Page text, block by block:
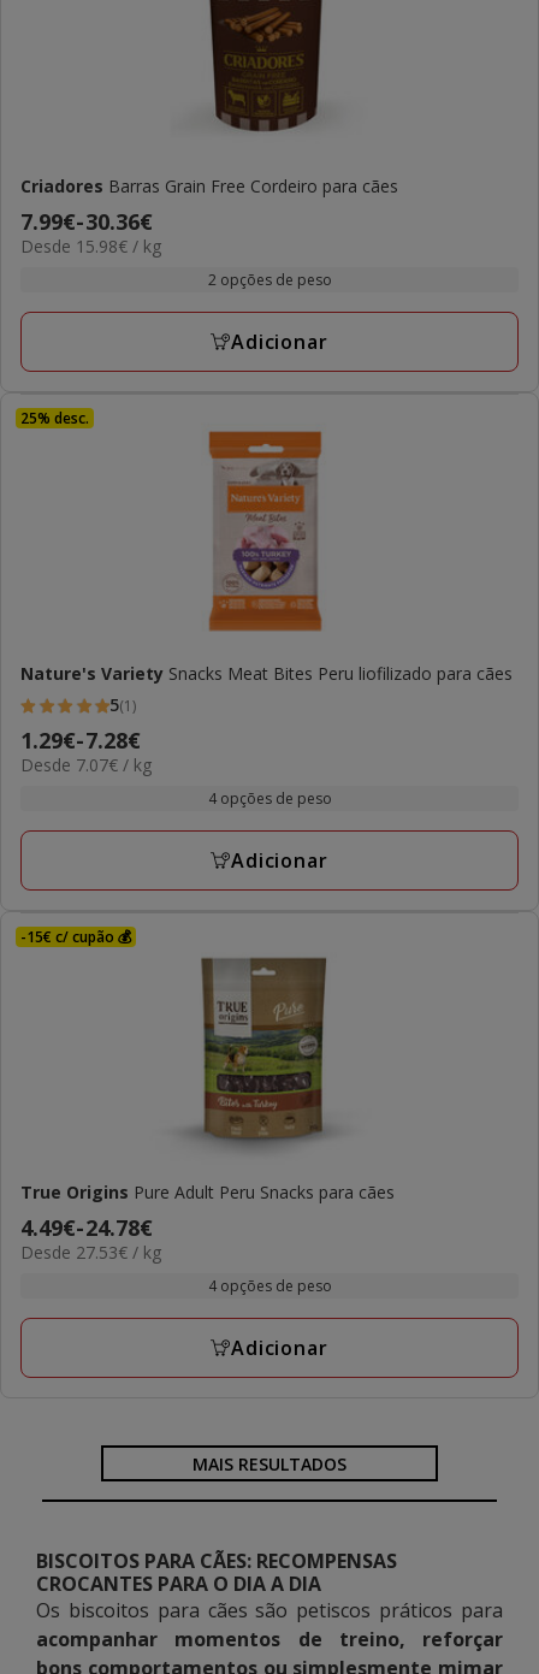
Criadores Barras Grain Free Cordeiro para cães
Preço
de
a
7.99€-30.36€
15.98€
Desde 15.98€ / kg
2 opções de peso
Adicionar
25% desc.
Nature's Variety Snacks Meat Bites Peru liofilizado para cães
5
estrelas
com
avaliações
5(1)
Preço
de
a
1.29€-7.28€
7.07€
Desde 7.07€ / kg
4 opções de peso
Adicionar
-15€ c/ cupão 💰
True Origins Pure Adult Peru Snacks para cães
Preço
de
a
4.49€-24.78€
27.53€
Desde 27.53€ / kg
4 opções de peso
Adicionar
MAIS RESULTADOS
BISCOITOS PARA CÃES: RECOMPENSAS
CROCANTES PARA O DIA A DIA
Os biscoitos para cães são petiscos práticos para
acompanhar momentos de treino, reforçar
bons comportamentos ou simplesmente mimar